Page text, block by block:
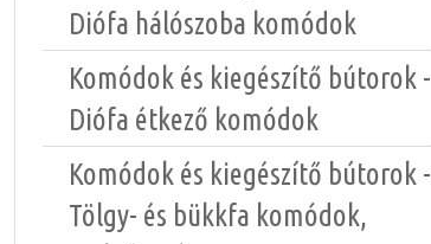
Diófa hálószoba komódok
Komódok és kiegészítő bútorok -
Diófa étkező komódok
Komódok és kiegészítő bútorok -
Tölgy- és bükkfa komódok,